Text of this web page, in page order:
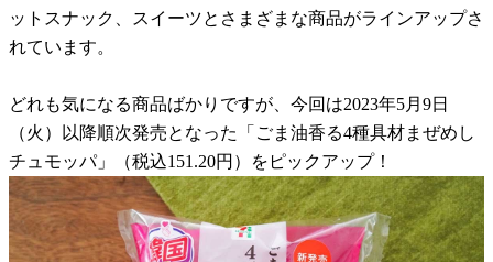
ットスナック、スイーツとさまざまな商品がラインアップさ
れています。
どれも気になる商品ばかりですが、今回は2023年5月9日
（火）以降順次発売となった「ごま油香る4種具材まぜめし
チュモッパ」（税込151.20円）をピックアップ！